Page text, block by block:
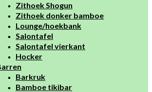
Zithoek Shogun
Zithoek donker bamboe
Lounge/hoekbank
Salontafel
Salontafel vierkant
Hocker
Barkruk
Bamboe tikibar